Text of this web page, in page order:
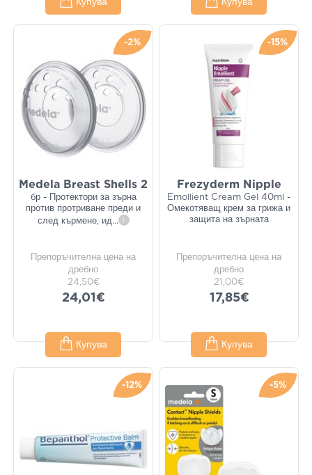
Купува Купува
-2%
Medela Breast Shells 2
бр - Протектори за зърна
против протриване преди и
след кърмене, ид... i
Препоръчителна цена на
дребно
24,50€
24,01€
Купува
-15%
Frezyderm Nipple
Emollient Cream Gel 40ml -
Омекотяващ крем за грижа и
защита на зърната
Препоръчителна цена на
дребно
21,00€
17,85€
Купува
-12% -5%